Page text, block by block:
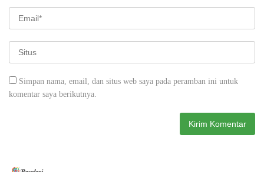
Simpan nama, email, dan situs web saya pada peramban ini untuk
komentar saya berikutnya.